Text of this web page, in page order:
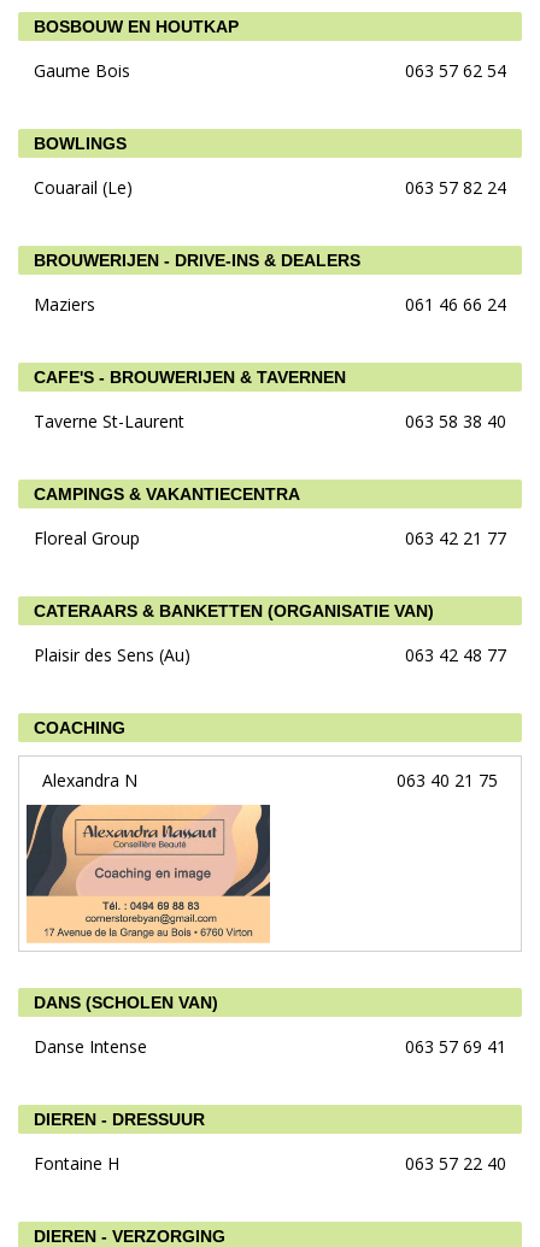
BOSBOUW EN HOUTKAP
Gaume Bois 063 57 62 54
BOWLINGS
Couarail (Le) 063 57 82 24
BROUWERIJEN - DRIVE-INS & DEALERS
Maziers 061 46 66 24
CAFE'S - BROUWERIJEN & TAVERNEN
Taverne St-Laurent 063 58 38 40
CAMPINGS & VAKANTIECENTRA
Floreal Group 063 42 21 77
CATERAARS & BANKETTEN (ORGANISATIE VAN)
Plaisir des Sens (Au) 063 42 48 77
COACHING
Alexandra N 063 40 21 75
DANS (SCHOLEN VAN)
Danse Intense 063 57 69 41
DIEREN - DRESSUUR
Fontaine H 063 57 22 40
DIEREN - VERZORGING